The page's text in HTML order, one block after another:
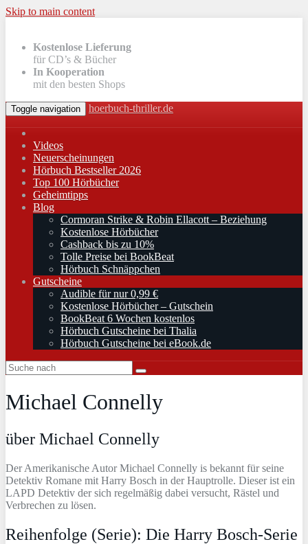
Skip to main content
Kostenlose Lieferung
für CD’s & Bücher
In Kooperation
mit den besten Shops
Toggle navigation hoerbuch-thriller.de
Videos
Neuerscheinungen
Hörbuch Bestseller 2026
Top 100 Hörbücher
Geheimtipps
Blog
Cormoran Strike & Robin Ellacott – Beziehung
Kostenlose Hörbücher
Cashback bis zu 10%
Tolle Preise bei BookBeat
Hörbuch Schnäppchen
Gutscheine
Audible für nur 0,99 €
Kostenlose Hörbücher – Gutschein
BookBeat 6 Wochen kostenlos
Hörbuch Gutscheine bei Thalia
Hörbuch Gutscheine bei eBook.de
Michael Connelly
über Michael Connelly
Der Amerikanische Autor Michael Connelly is bekannt für seine
Detektiv Romane mit Harry Bosch in der Hauptrolle. Dieser ist ein
LAPD Detektiv der sich regelmäßig dabei versucht, Rästel und
Verbrechen zu lösen.
Reihenfolge (Serie): Die Harry Bosch-Serie